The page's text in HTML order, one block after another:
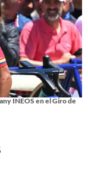
INEOS en el Giro de